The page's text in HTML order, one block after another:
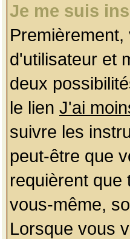
Je me suis
d'utilisateur et
deux
le lien J'ai
suivre les
peut-être que
requièrent que
vous-même,
Lorsque vous